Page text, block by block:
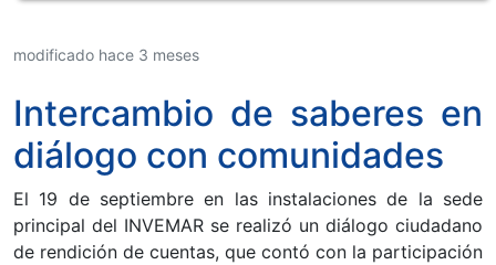
modificado hace 3 meses
Intercambio de saberes en
diálogo con comunidades
El 19 de septiembre en las instalaciones de la sede
principal del INVEMAR se realizó un diálogo ciudadano
de rendición de cuentas, que contó con la participación